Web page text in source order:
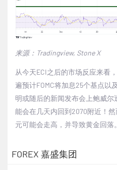
来源： Tradingview, Stone X
从今天ECI之后的市场反应来看
遍预计FOMC将加息25个基点以
明或随后的新闻发布会上鲍威
能会在几天内回到2070附近！
元可能会走高，并导致黄金回落。
FOREX 嘉盛集团